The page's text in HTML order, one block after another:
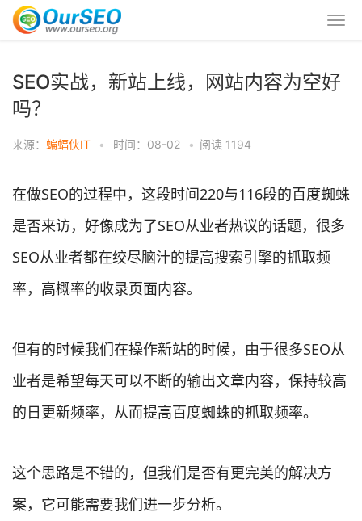
SEO实战，新站上线，网站内容为空好
吗？
来源： 蝙蝠侠IT • 时间：08-02 • 阅读 1194
在做SEO的过程中，这段时间220与116段的百度蜘蛛
是否来访，好像成为了SEO从业者热议的话题，很多
SEO从业者都在绞尽脑汁的提高搜索引擎的抓取频
率，高概率的收录页面内容。
但有的时候我们在操作新站的时候，由于很多SEO从
业者是希望每天可以不断的输出文章内容，保持较高
的日更新频率，从而提高百度蜘蛛的抓取频率。
这个思路是不错的，但我们是否有更完美的解决方
案，它可能需要我们进一步分析。